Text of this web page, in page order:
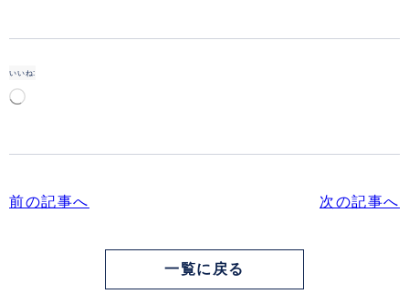
いいね:
中…
前の記事へ 次の記事へ
一覧に戻る